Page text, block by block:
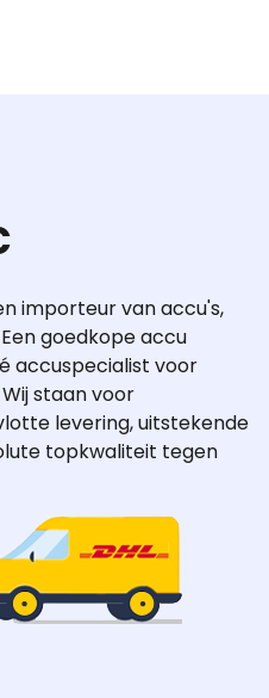
importeur van accu's,
goedkope accu
accuspecialist voor
staan voor
levering, uitstekende
topkwaliteit tegen